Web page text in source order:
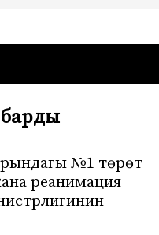
№1 төрөт
реанимация